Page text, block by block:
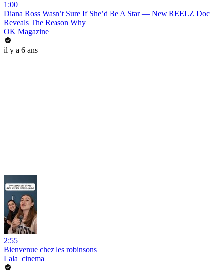
1:00
Diana Ross Wasn’t Sure If She’d Be A Star — New REELZ Doc
Reveals The Reason Why
OK Magazine
il y a 6 ans
2:55
Bienvenue chez les robinsons
Lala_cinema